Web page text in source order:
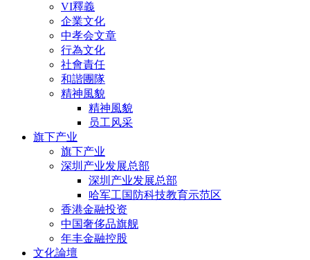
VI釋義
企業文化
中孝会文章
行為文化
社會責任
和諧團隊
精神風貌
精神風貌
员工风采
旗下产业
旗下产业
深圳产业发展总部
深圳产业发展总部
哈军工国防科技教育示范区
香港金融投资
中国奢侈品旗舰
年丰金融控股
文化論壇